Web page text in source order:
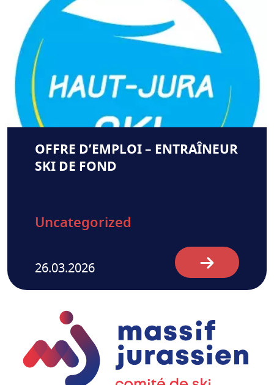
OFFRE D’EMPLOI – ENTRAÎNEUR
SKI DE FOND
Uncategorized
26.03.2026